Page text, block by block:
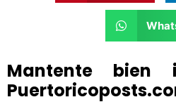
Mantente bien